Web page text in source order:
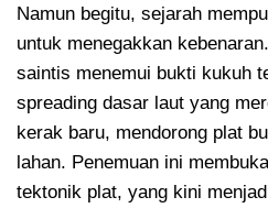
Namun begitu, sejarah
untuk menegakkan
saintis menemui bukti kukuh
spreading dasar laut yang
kerak baru, mendorong plat
lahan. Penemuan ini
tektonik plat, yang kini